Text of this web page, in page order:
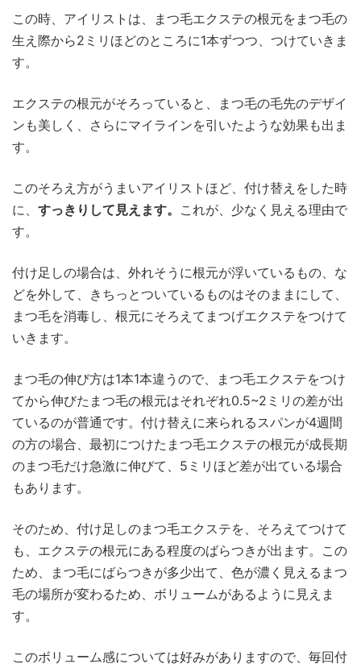
この時、アイリストは、まつ毛エクステの根元をまつ毛の
生え際から2ミリほどのところに1本ずつつ、つけていきま
す。
エクステの根元がそろっていると、まつ毛の毛先のデザイ
ンも美しく、さらにマイラインを引いたような効果も出ま
す。
このそろえ方がうまいアイリストほど、付け替えをした時
に、 すっきりして見えます。 これが、少なく見える理由で
す。
付け足しの場合は、外れそうに根元が浮いているもの、な
どを外して、きちっとついているものはそのままにして、
まつ毛を消毒し、根元にそろえてまつげエクステをつけて
いきます。
まつ毛の伸び方は1本1本違うので、まつ毛エクステをつけ
てから伸びたまつ毛の根元はそれぞれ0.5~2ミリの差が出
ているのが普通です。付け替えに来られるスパンが4週間
の方の場合、最初につけたまつ毛エクステの根元が成長期
のまつ毛だけ急激に伸びて、5ミリほど差が出ている場合
もあります。
そのため、付け足しのまつ毛エクステを、そろえてつけて
も、エクステの根元にある程度のばらつきが出ます。この
ため、まつ毛にばらつきが多少出て、色が濃く見えるまつ
毛の場所が変わるため、ボリュームがあるように見えま
す。
このボリューム感については好みがありますので、毎回付